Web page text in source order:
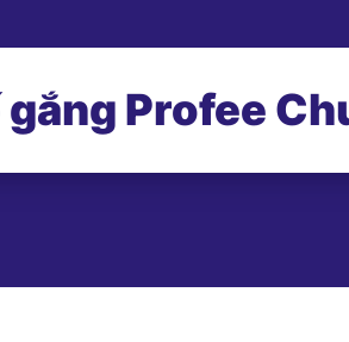
gắng Profee